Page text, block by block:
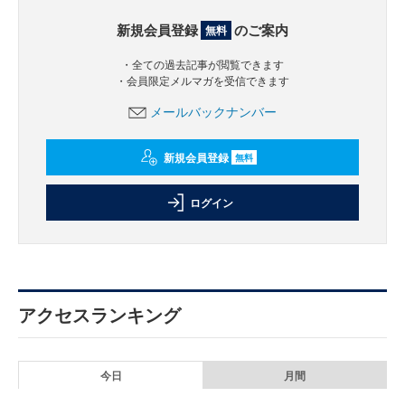
新規会員登録 無料 のご案内
・全ての過去記事が閲覧できます
・会員限定メルマガを受信できます
メールバックナンバー
新規会員登録 無料
ログイン
アクセスランキング
今日 月間